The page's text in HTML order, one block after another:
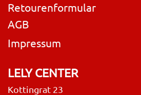
Retourenformular
AGB
Impressum
LELY CENTER
Kottingrat 23